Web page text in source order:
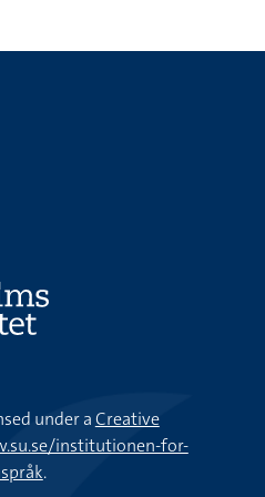
under aCreative
institutionen-for-
.